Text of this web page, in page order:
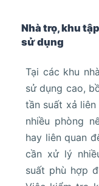
Nhà trọ, khu
sử dụng
Tại các khu
sử dụng cao,
tần suất xả
nhiều phòng
hay liên quan
cần xử lý
suất phù hợp